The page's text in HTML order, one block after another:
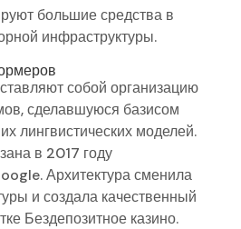
большие средства в
инфраструктуры.
собой организацию
сделавшуюся базисом
лингвистических моделей.
в 2017 году
Архитектура сменила
и создала качественный
Бездепозитное казино.